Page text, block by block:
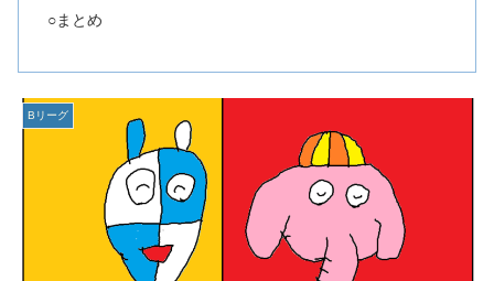
○まとめ
Bリーグ